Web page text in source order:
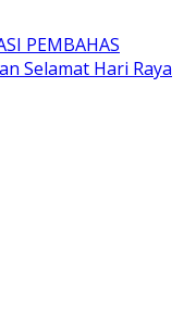
PEMBAHAS
Selamat Hari Raya